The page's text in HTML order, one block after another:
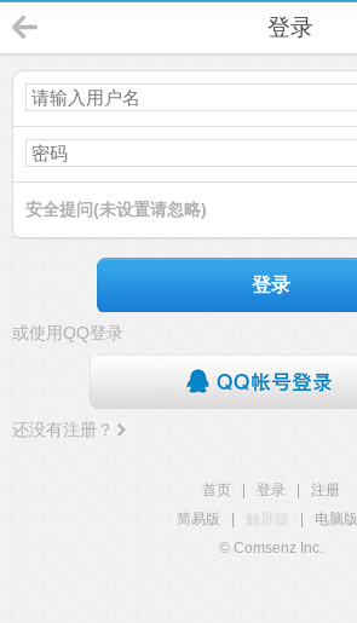
登录
安全提问(未设置请忽略)
登录
或使用QQ登录
还没有注册？
首页 登录
注册
简易版
触屏版 电脑版
© Comsenz Inc.